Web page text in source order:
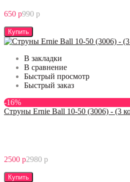
650 р990 р
Купить
В закладки
В сравнение
Быстрый просмотр
Быстрый заказ
-16%
Струны Ernie Ball 10-50 (3006) - (3
2500 р2980 р
Купить